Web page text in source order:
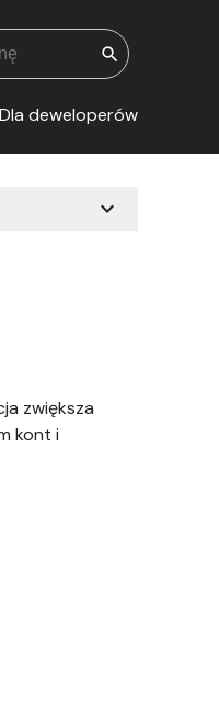
search
Dla deweloperów
expand_more
zwiększa
kont i